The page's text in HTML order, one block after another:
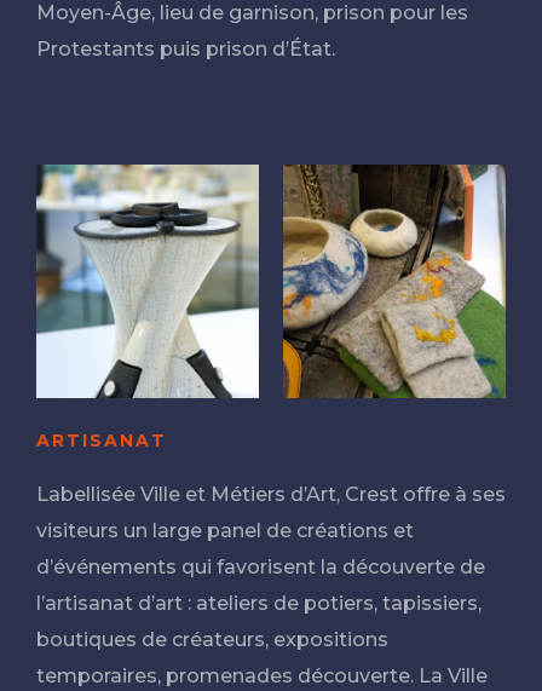
Moyen-Âge, lieu de garnison, prison pour les
Protestants puis prison d’État.
ARTISANAT
Labellisée Ville et Métiers d’Art, Crest offre à ses
visiteurs un large panel de créations et
d’événements qui favorisent la découverte de
l’artisanat d’art : ateliers de potiers, tapissiers,
boutiques de créateurs, expositions
temporaires, promenades découverte. La Ville